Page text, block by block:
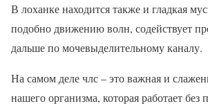
В лоханке находится также и гладкая
подобно движению волн, содействует
дальше по мочевыделительному каналу.
На самом деле члс – это важная и
нашего организма, которая работает без